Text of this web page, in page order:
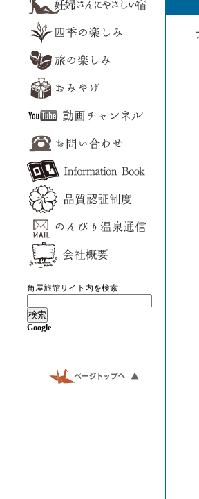
角屋旅館サイト内を検索
Google